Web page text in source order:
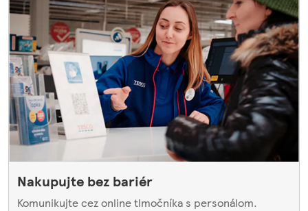
Nakupujte bez bariér
Komunikujte cez online tlmočníka s personálom.